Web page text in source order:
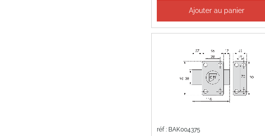
Ajouter au panier
réf : BAK004375